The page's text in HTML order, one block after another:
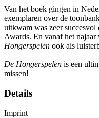
Van het boek gingen in
exemplaren over de
uitkwam was zeer
Awards. En vanaf het
Hongerspelen ook als
De Hongerspelen is een
missen!
Details
Imprint